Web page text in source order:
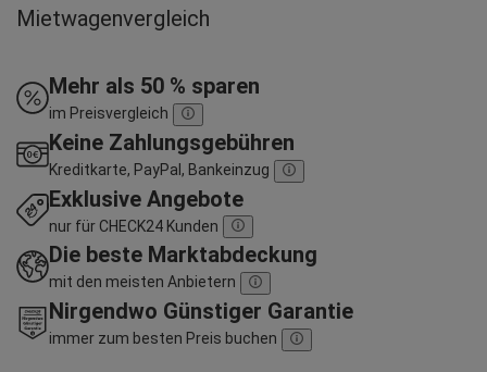
Mietwagenvergleich
Mehr als 50 % sparen
im Preisvergleich
Keine Zahlungsgebühren
Kreditkarte, PayPal, Bankeinzug
Exklusive Angebote
nur für CHECK24 Kunden
Die beste Marktabdeckung
mit den meisten Anbietern
Nirgendwo Günstiger Garantie
immer zum besten Preis buchen